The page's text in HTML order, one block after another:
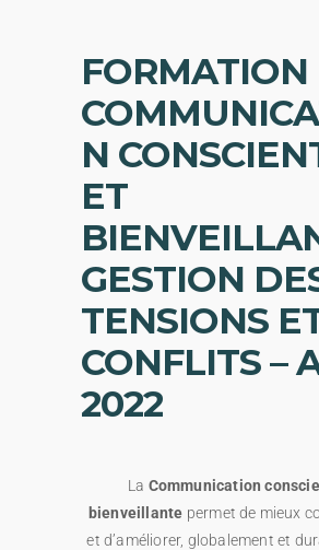
FORMATION
N
ET
GESTION
TENSIONS
CONFLITS –
2022
La Communication
bienveillante permet de mieux
et d’améliorer, globalement et